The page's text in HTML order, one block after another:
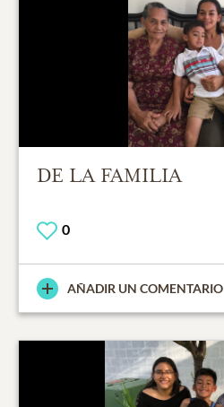
DE LA FAMILIA
0
AÑADIR UN COMENTARIO